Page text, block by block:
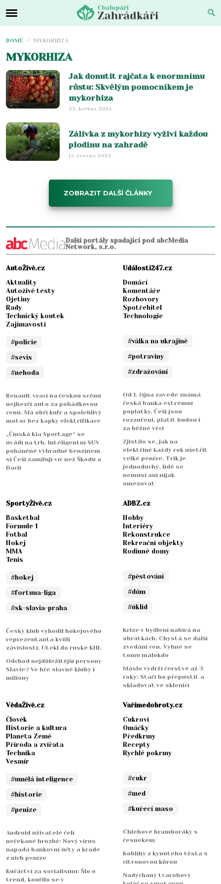
DOMŮ MYKORHIZA
MYKORHIZA
Jak donutit rajčata k enormnímu
růstu: Skvělým pomocníkem je
mykorhiza
23. května 2024
Zálivka z mykorhizy vyživí každou
plodinu na zahradě
15. června 2023
ZOBRAZIT DALŠÍ ČLÁNKY
Další portály spadající pod abcMedia
Network, s.r.o.
AutoŽivě.cz
Aktuality
Autoživě testy
Ojetiny
Rady
Technický koutek
Zajímavosti
#policie
#sevis
#nehoda
Renault vrací na českou scénu
nejhezčí auto za pohádkovou
cenu. Má obří kufr a spolehlivý
motor bez kapky elektrifikace
„Čínská Kia Sportage“ se
uvádí na trh. Inteligentní SUV
poháněné výhradně benzínem
si Češi zamilují víc než Škodu a
Dacii
Události247.cz
Domácí
Komentáře
Rozhovory
Spotřebitel
Technologie
#válka na ukrajině
#potraviny
#zdražování
Od 1. října zavede známá
česká banka extrémní
poplatky. Češi jsou
rozzuřeni, platit budou i
za běžné věci
Zjistilo se, jak na
elektřině každý rok ušetřit
velké peníze. Trik je
jednoduchý, lidé se
nemusí ani nijak
omezovat
SportyŽivě.cz
Basketbal
Formule 1
Fotbal
Hokej
MMA
Tenis
#hokej
#fortuna-liga
#sk-slavia-praha
Český klub vyhodil hokejového
reprezentanta kvůli
závislosti. Utekl do ruské KHL
Odchod nejdůležitější persony
Slavie? Ve hře slavné kluby i
miliony
ADBZ.cz
Hobby
Interiéry
Rekonstrukce
Rekreační objekty
Rodinné domy
#pěstování
#dům
#úklid
Krize v bydlení nabírá na
obrátkách. Chystá se další
zvedání cen. Vyhne se
tomu málokdo
Máslo vydrží čerstvé až 3
roky: Stačí ho přepustit a
skladovat ve sklenici
VědaŽivě.cz
Člověk
Historie a kultura
Planeta Země
Příroda a zvířata
Technika
Vesmír
#umělá inteligence
#historie
#penize
Android uživatelé čelí
nečekané hrozbě: Nový virus
napadá bankovní účty a krade
z nich peníze
Kuřáctví za socialismu: Šlo o
trend, kouřilo se v
Vařímedobroty.cz
Cukroví
Omáčky
Předkrmy
Recepty
Rychlé pokrmy
#cukr
#med
#kuřecí maso
Chlebové bramboráky s
česnekem
Koblihy z kynutého těsta s
citronovou kůrou
Nadýchaný tvarohový